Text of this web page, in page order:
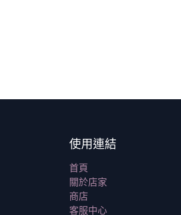
使用連結
首頁
關於店家
商店
客服中心